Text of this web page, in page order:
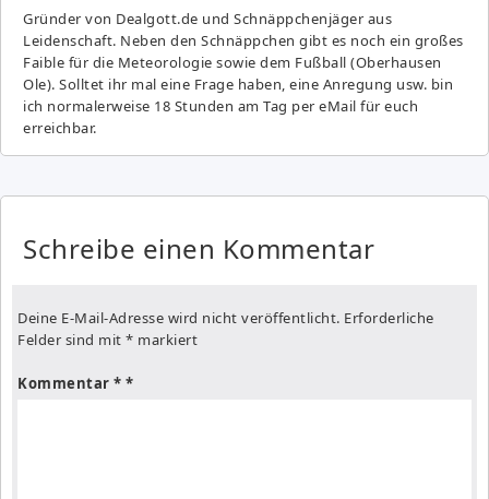
Gründer von Dealgott.de und Schnäppchenjäger aus
Leidenschaft. Neben den Schnäppchen gibt es noch ein großes
Fai­ble für die Meteorologie sowie dem Fußball (Oberhausen
Ole). Solltet ihr mal eine Frage haben, eine Anregung usw. bin
ich normalerweise 18 Stunden am Tag per eMail für euch
erreichbar.
Schreibe einen Kommentar
Deine E-Mail-Adresse wird nicht veröffentlicht. Erforderliche
Felder sind mit * markiert
Kommentar *